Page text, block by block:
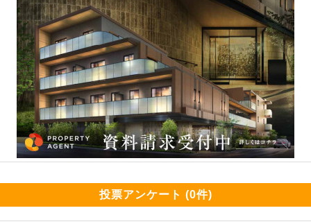
投票アンケート (0件)